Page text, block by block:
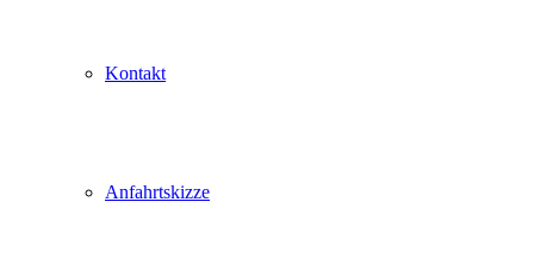
Kontakt
Anfahrtskizze